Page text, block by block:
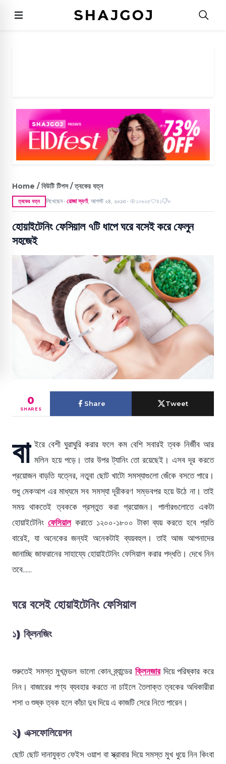
Home / বিউটি টিপস / ত্বকের যত্ন
ত্বকের যত্ন লিখেছেন ● রোজা স্বর্ণা, আগস্ট ২৪, ২০১৩ ● ১০৬২৫ ৪১ ৮
হোয়াইটেনিং ফেসিয়াল ৭টি ধাপে ঘরে বসেই করে ফেলুন
সহজেই
0
SHARES
Share Tweet
বা ইরে বেশী ঘুরাঘুরি করার ফলে কম বেশি সবারই ত্বক নির্জীব আর
মলিন হয়ে পড়ে। তার উপর ট্যানিং তো রয়েছেই। এসব দূর করতে
প্রয়োজন বাড়তি যত্নের, নতুবা ছোট খাটো সমস্যাগুলো জেঁকে বসতে পারে।
শুধু মেকআপ এর মাধ্যমে সব সমস্যা দূরীকরণ সম্ভবপর হয়ে উঠে না। তাই
সময় থাকতেই ত্বককে প্রস্তুত করা প্রয়োজন। পার্লারগুলোতে একটা
হোয়াইটেনিং ফেসিয়ালকরাতে ১২০০-১৮০০ টাকা ব্যয় করতে হবে প্রতি
বারেই, যা অনেকের জন্যই অনেকটাই ব্যয়বহুল। তাই আজ আপনাদের
জানাচ্ছি জাফরানের সাহায্যে হোয়াইটেনিং ফেসিয়াল করার পদ্ধতি। দেখে নিন
তবে......
ঘরে বসেই হোয়াইটেনিং ফেসিয়াল
১) ক্লিনজিং
শুরুতেই সমস্ত মুখমন্ডল ভালো কোন ব্র্যান্ডের ক্লিনজারদিয়ে পরিষ্কার করে
নিন। বাজারের পণ্য ব্যবহার করতে না চাইলে তৈলাক্ত ত্বকের অধিকারীরা
শসা ও শুষ্ক ত্বক হলে কাঁচা দুধ দিয়ে এ কাজটি সেরে নিতে পারেন।
২) এক্সফোলিয়েশন
ছোট ছোট দানাযুক্ত ফেইস ওয়াশ বা স্ক্রাবার দিয়ে সমস্ত মুখ ধুয়ে নিন কিংবা